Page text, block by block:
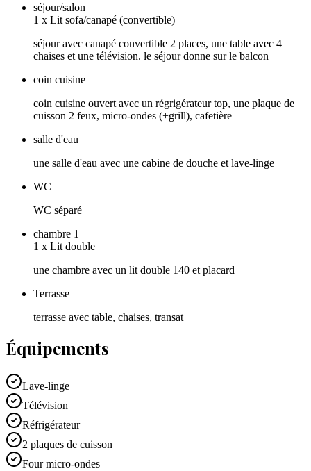
séjour/salon
1 x Lit sofa/canapé (convertible)
séjour avec canapé convertible 2 places, une table avec 4
chaises et une télévision. le séjour donne sur le balcon
coin cuisine
coin cuisine ouvert avec un régrigérateur top, une plaque de
cuisson 2 feux, micro-ondes (+grill), cafetière
salle d'eau
une salle d'eau avec une cabine de douche et lave-linge
WC
WC séparé
chambre 1
1 x Lit double
une chambre avec un lit double 140 et placard
Terrasse
terrasse avec table, chaises, transat
Équipements
Lave-linge
Télévision
Réfrigérateur
2 plaques de cuisson
Four micro-ondes